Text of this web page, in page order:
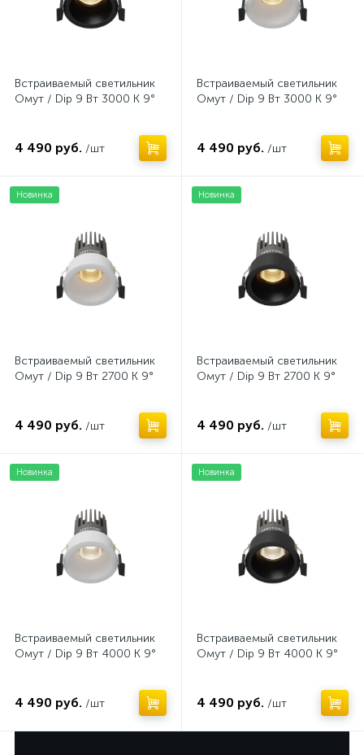
Встраиваемый светильник
Омут / Dip 9 Вт 3000 К 9°
4 490 руб. /шт
Встраиваемый светильник
Омут / Dip 9 Вт 3000 К 9°
4 490 руб. /шт
Новинка
Встраиваемый светильник
Омут / Dip 9 Вт 2700 К 9°
4 490 руб. /шт
Новинка
Встраиваемый светильник
Омут / Dip 9 Вт 2700 К 9°
4 490 руб. /шт
Новинка
Встраиваемый светильник
Омут / Dip 9 Вт 4000 К 9°
4 490 руб. /шт
Новинка
Встраиваемый светильник
Омут / Dip 9 Вт 4000 К 9°
4 490 руб. /шт